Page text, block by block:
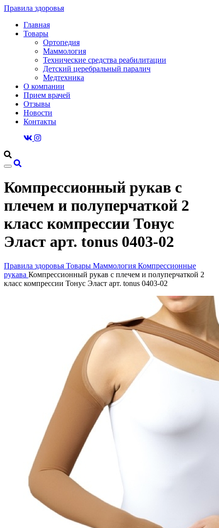
Правила здоровья
Главная
Товары
Ортопедия
Маммология
Технические средства реабилитации
Детский церебральный паралич
Медтехника
О компании
Прием врачей
Отзывы
Новости
Контакты
Компрессионный рукав с
плечем и полуперчаткой 2
класс компрессии Тонус
Эласт арт. tonus 0403-02
Правила здоровья Товары Маммология Компрессионные
рукава Компрессионный рукав с плечем и полуперчаткой 2
класс компрессии Тонус Эласт арт. tonus 0403-02